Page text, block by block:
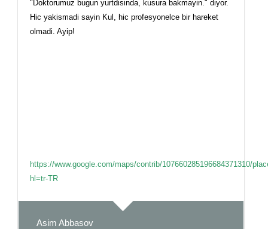
"Doktorumuz bugun yurtdisinda, kusura bakmayin." diyor.
Hic yakismadi sayin Kul, hic profesyonelce bir hareket
olmadi. Ayip!
https://www.google.com/maps/contrib/107660285196684371310/
hl=tr-TR
Asim Abbasov